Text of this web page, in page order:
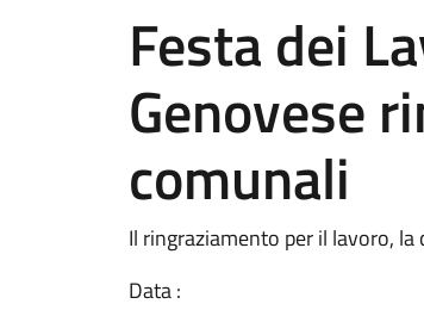
Festa dei
Genovese
comunali
Il ringraziamento per il lavoro,
Data :